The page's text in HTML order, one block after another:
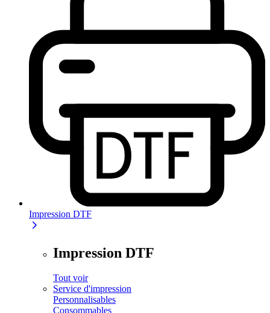
Impression DTF
Impression DTF
Tout voir
Service d'impression
Personnalisables
Consommables